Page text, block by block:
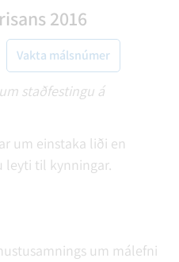
2016
Vakta málsnúmer
staðfestingu á
um einstaka liði en
leyti til kynningar.
um málefni